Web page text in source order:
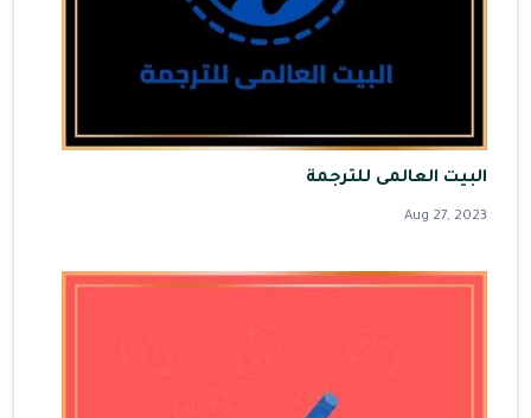
البيت العالمى للترجمة
Aug 27, 2023